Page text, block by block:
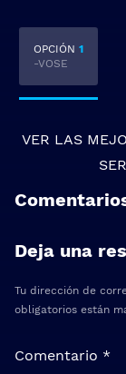
OPCIÓN 1
-VOSE
VER LAS
Deja una
Tu dirección de
obligatorios están
Comentario *